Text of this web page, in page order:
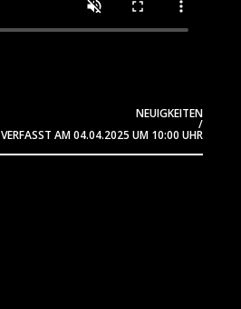
NEUIGKEITEN
/
VERFASST AM04.04.2025 UM 10:00 UHR